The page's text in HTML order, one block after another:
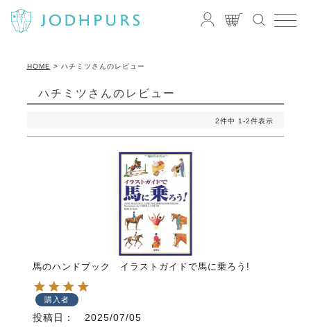
HOME ハチミツさんのレビュー
ハチミツさんのレビュー
2件中 1-2件表示
馬のハンドブック イラストガイドで馬に乗ろう!
購入者
投稿日 2025/07/05